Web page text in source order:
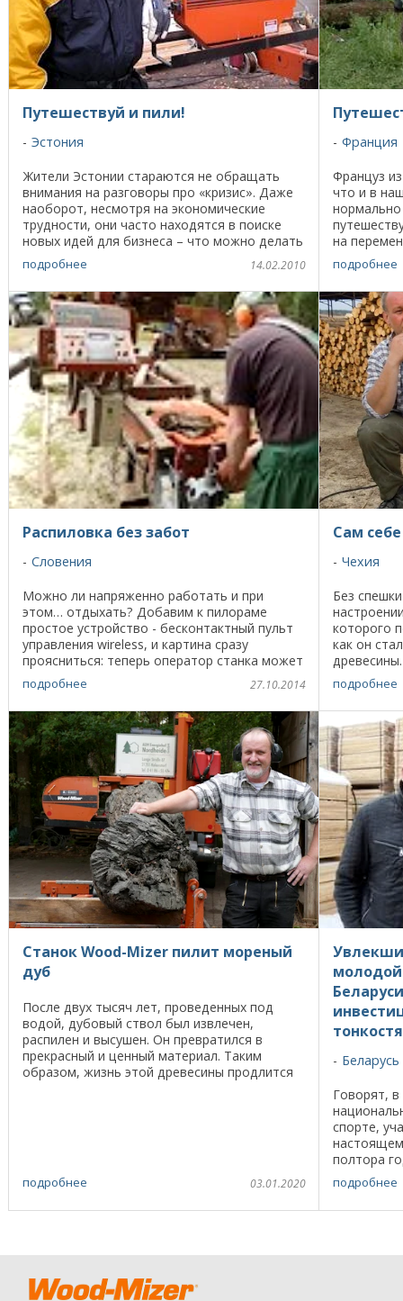
Путешествуй и пили!
Эстония
Жители Эстонии стараются не обращать
внимания на разговоры про «кризис». Даже
наоборот, несмотря на экономические
трудности, они часто находятся в поиске
новых идей для бизнеса – что можно делать
нужное людям? Вот и Марек Вахеметс
(Marek Vahemets), ...
подробнее 14.02.2010
Франция
Француз
что и в
на
где
подробнее
Распиловка без забот
Словения
Можно ли напряженно работать и при
этом… отдыхать? Добавим к пилораме
простое устройство - бесконтактный пульт
управления wireless, и картина сразу
проясниться: теперь оператор станка может
работать не напрягаясь и в результате
напилить ...
подробнее 27.10.2014
Сам
Чехия
Без
которого
как он
чешской
подробнее
Станок Wood-Mizer пилит мореный
дуб
После двух тысяч лет, проведенных под
водой, дубовый ствол был извлечен,
распилен и высушен. Он превратился в
прекрасный и ценный материал. Таким
образом, жизнь этой древесины продлится
подробнее 03.01.2020
Беларусь
Говорят,
спорте,
полтора
мог, что
говорит ...
подробнее